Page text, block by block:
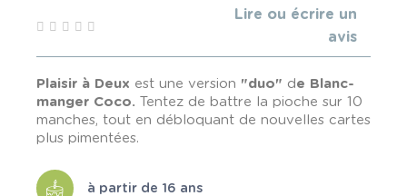
Lire ou écrire un
avis
Plaisir à Deux est une version "duo" d e Blanc-
manger Coco.
Tentez de battre la pioche sur 10
manches, tout en débloquant de nouvelles cartes
plus pimentées.
à partir de 16 ans